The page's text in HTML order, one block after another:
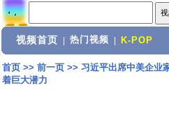
视频首页 热门视频 K-POP
首页>> 前一页>> 习近平出席中美企业
着巨大潜力